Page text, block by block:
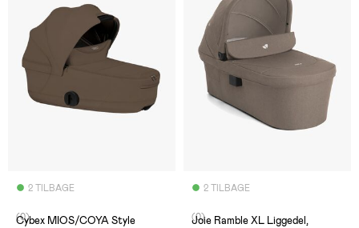
2 TILBAGE
(0)
Cybex MIOS/COYA Style
2 TILBAGE
(0)
Joie Ramble XL Liggedel,